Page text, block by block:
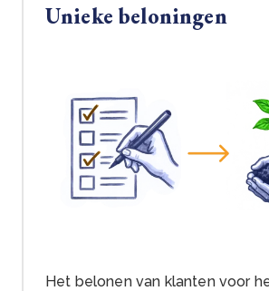
Unieke beloningen
Het belonen van klanten voor